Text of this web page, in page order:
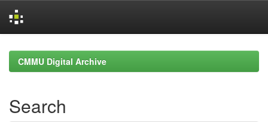
navigationCMMU Digital Archive
Search